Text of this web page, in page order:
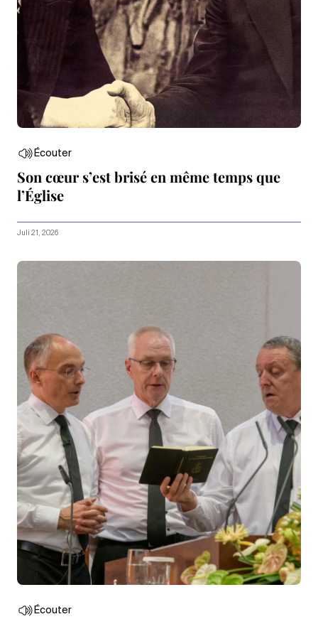
Écouter
Son cœur s’est brisé en même temps que
l’Église
Juli 21, 2026
Écouter